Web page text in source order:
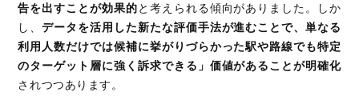
告を出すことが効果的と考えられる傾向がありました。しか
し、データを活用した新たな評価手法が進むことで、単なる
利用人数だけでは候補に挙がりづらかった駅や路線でも特定
のターゲット層に強く訴求できる」価値があることが明確化
されつつあります。